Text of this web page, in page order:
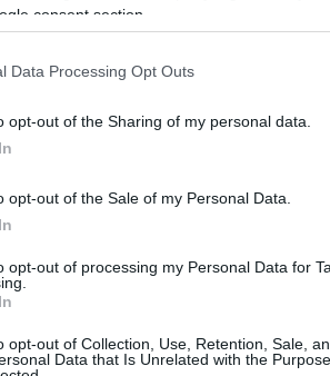
consent section.
Data Processing Opt Outs
opt-out of the Sharing of my personal data.
opt-out of the Sale of my Personal Data.
opt-out of processing my Personal Data for
opt-out of Collection, Use, Retention, Sale,
Data that Is Unrelated with the
magasabb
akik sok esetben
törvény
törvény nem nevezi nevén
észrevenni, ha az egyes
külföldről a köztársaság
leállítását célozza,
Franciaországba. Most